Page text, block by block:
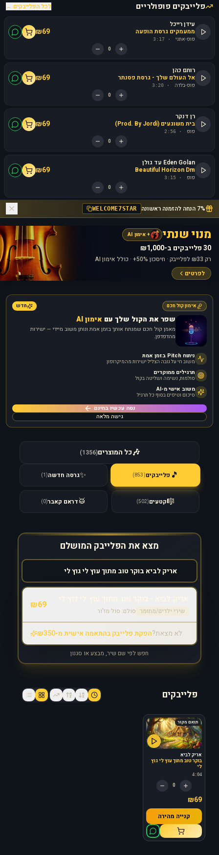
פלייבקים פופולריים
לכל הפלייבקים ←
עידן רייכל
ממעמקים גרסת הופעה
פופ-אתני ·
3:17
₪69
0
רותם כהן
אל העולם שלך - גרסת פסנתר
פופ-בלדה ·
3:20
₪69
0
רן דנקר
בית משוגעים (Prod. By Jordi)
פופ ·
2:56
₪69
0
Eden Golan עד גולן
Beautiful Horizon Dm
פופ ·
3:15
₪69
0
7% הנחה להזמנה ראשונה WELCOME7STAR
מנוי שנתי + אימון AI
30 פלייבקים ב-₪1,000
רק ₪33 לפלייבק · חיסכון 50%+ · כולל אימון AI
לפרטים
אימון קול חכם חדש
שפר את הקול שלך עם אימון AI
מאמן קול חכם שמנתח אותך בזמן אמת ונותן משוב מיידי — ישירות
מהדפדפן.
ניתוח Pitch בזמן אמת
משוב חי על גובה הצליל ישירות מהמיקרופון
תרגילים ממוקדים
סולמות, נשימה ושליטה בקול
משוב אישי מ-AI
סיכום וטיפים בסוף כל תרגיל
נסה עכשיו בחינם
גישה מלאה
🎶כל המוצרים(
1356
)
🎵 פלייבקים(
853
)
✨גרסה חדשה(
1
)
🎼קטעים(
502
)
🥁דראם קאבר(
0
)
מצא את הפלייבק המושלם
שירי ילדים/מחזמר סולם: סול מז'ור
₪69
לא מצאת?הפקת פלייבק בהתאמה אישית מ-₪350
חפש לפי שם שיר, מבצע או סגנון
פלייבקים
תואם מקור
אריק לביא
בוקר טוב מתוך עוץ לי גוץ
לי
4:04
0
₪69
קנייה מהירה